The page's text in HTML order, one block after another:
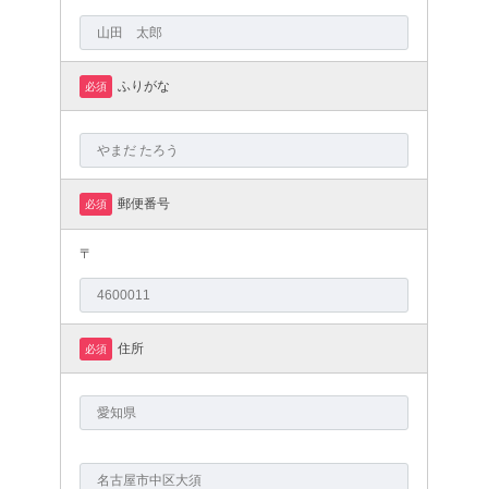
必須 ふりがな
必須 郵便番号
〒
必須 住所